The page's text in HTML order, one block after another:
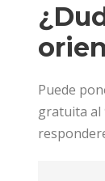
Puede
gratuita al